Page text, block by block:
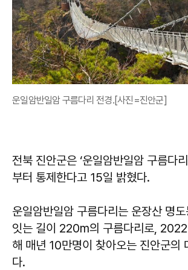
운일암반일암 구름다리 전경.[사진=진안군]
전북 진안군은 ‘운일암반일암 구름다
부터 통제한다고 15일 밝혔다.
운일암반일암 구름다리는 운장산 명
잇는 길이 220m의 구름다리로,
해 매년 10만명이 찾아오는 진안군의
다.